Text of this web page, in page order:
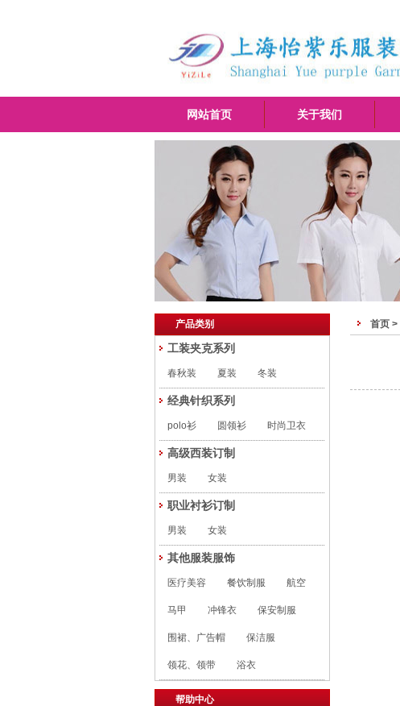
网站首页 关于我们
产品类别
工装夹克系列
春秋装 夏装 冬装
经典针织系列
polo衫 圆领衫 时尚卫衣
高级西装订制
男装 女装
职业衬衫订制
男装 女装
其他服装服饰
医疗美容 餐饮制服 航空
马甲 冲锋衣 保安制服
围裙、广告帽 保洁服
领花、领带 浴衣
帮助中心
首页 >